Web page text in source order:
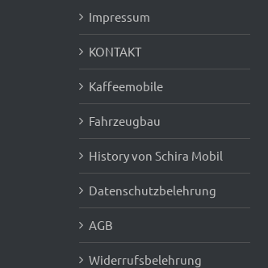
Impressum
KONTAKT
Kaffeemobile
Fahrzeugbau
History von Schira Mobil
Datenschutzbelehrung
AGB
Widerrufsbelehrung